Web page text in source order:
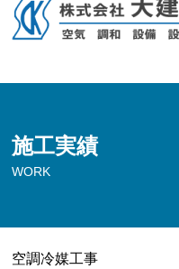
施工実績
WORK
空調冷媒工事